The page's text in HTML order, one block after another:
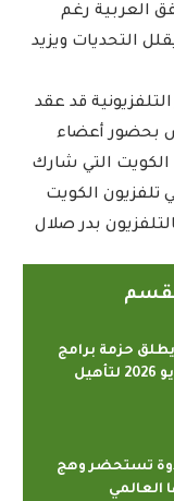
العربية رغم
التحديات ويزيد
للأخبار التلفزيونية قد عقد
بحضور أعضاء
الكويت التي شارك
تلفزيون الكويت
بدر صلال
يطلق حزمة برامج
تدريبية متكاملة في مايو 2026 لتأهيل
تستحضر وهج
العالمي